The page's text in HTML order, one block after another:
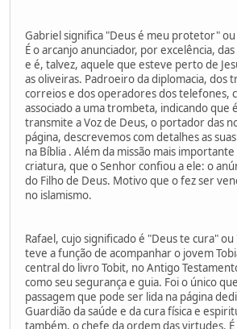
Gabriel significa "Deus é meu protetor"
É o arcanjo anunciador, por excelência,
e é, talvez, aquele que esteve perto de
as oliveiras. Padroeiro da diplomacia, dos
correios e dos operadores dos telefones,
associado a uma trombeta, indicando que
transmite a Voz de Deus, o portador das
página, descrevemos com detalhes as
na Bíblia . Além da missão mais
criatura, que o Senhor confiou a ele: o
do Filho de Deus. Motivo que o fez ser
no islamismo.
Rafael, cujo significado é "Deus te cura"
teve a função de acompanhar o jovem
central do livro Tobit, no Antigo
como seu segurança e guia. Foi o único
passagem que pode ser lida na página
Guardião da saúde e da cura física e
também, o chefe da ordem das virtudes.